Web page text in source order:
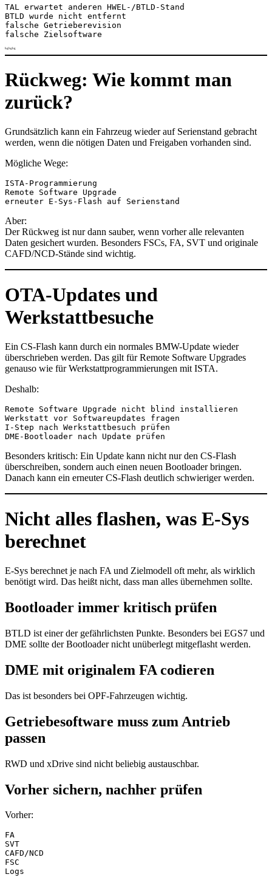
TAL erwartet anderen HWEL-/BTLD-Stand
BTLD wurde nicht entfernt
falsche Getrieberevision
falsche Zielsoftware
bgbgbg
Rückweg: Wie kommt man
zurück?
Grundsätzlich kann ein Fahrzeug wieder auf Serienstand gebracht
werden, wenn die nötigen Daten und Freigaben vorhanden sind.
Mögliche Wege:
ISTA-Programmierung
Remote Software Upgrade
erneuter E-Sys-Flash auf Serienstand
Aber:
Der Rückweg ist nur dann sauber, wenn vorher alle relevanten
Daten gesichert wurden. Besonders FSCs, FA, SVT und originale
CAFD/NCD-Stände sind wichtig.
OTA-Updates und
Werkstattbesuche
Ein CS-Flash kann durch ein normales BMW-Update wieder
überschrieben werden. Das gilt für Remote Software Upgrades
genauso wie für Werkstattprogrammierungen mit ISTA.
Deshalb:
Remote Software Upgrade nicht blind installieren
Werkstatt vor Softwareupdates fragen
I-Step nach Werkstattbesuch prüfen
DME-Bootloader nach Update prüfen
Besonders kritisch: Ein Update kann nicht nur den CS-Flash
überschreiben, sondern auch einen neuen Bootloader bringen.
Danach kann ein erneuter CS-Flash deutlich schwieriger werden.
Nicht alles flashen, was E-Sys
berechnet
E-Sys berechnet je nach FA und Zielmodell oft mehr, als wirklich
benötigt wird. Das heißt nicht, dass man alles übernehmen sollte.
Bootloader immer kritisch prüfen
BTLD ist einer der gefährlichsten Punkte. Besonders bei EGS7 und
DME sollte der Bootloader nicht unüberlegt mitgeflasht werden.
DME mit originalem FA codieren
Das ist besonders bei OPF-Fahrzeugen wichtig.
Getriebesoftware muss zum Antrieb
passen
RWD und xDrive sind nicht beliebig austauschbar.
Vorher sichern, nachher prüfen
Vorher:
FA
SVT
CAFD/NCD
FSC
Logs